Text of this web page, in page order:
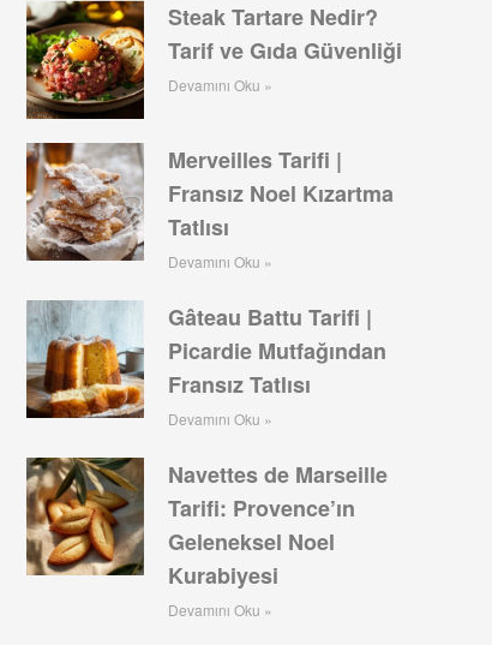
Steak Tartare Nedir?
Tarif ve Gıda Güvenliği
Devamını Oku »
Merveilles Tarifi |
Fransız Noel Kızartma
Tatlısı
Devamını Oku »
Gâteau Battu Tarifi |
Picardie Mutfağından
Fransız Tatlısı
Devamını Oku »
Navettes de Marseille
Tarifi: Provence’ın
Geleneksel Noel
Kurabiyesi
Devamını Oku »